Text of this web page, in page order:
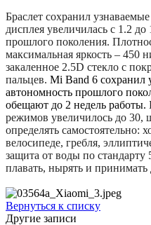
Браслет сохранил
дисплея увеличилась с 1.2
прошлого поколения.
максимальная яркость – 450
закаленное 2.5D стекло с
пальцев. Mi Band 6 сохранил
автономность прошлого
обещают до 2 недель работы.
режимов увеличилось до 30,
определять самостоятельно:
велосипеде, гребля,
защита от воды по
плавать, нырять и
Вернуться к списку
Другие записи